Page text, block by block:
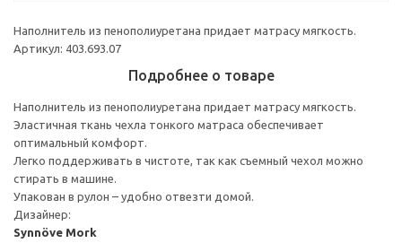
Наполнитель из пенополиуретана придает матрасу мягкость.
Артикул: 403.693.07
Подробнее о товаре
Наполнитель из пенополиуретана придает матрасу мягкость.
Эластичная ткань чехла тонкого матраса обеспечивает
оптимальный комфорт.
Легко поддерживать в чистоте, так как съемный чехол можно
стирать в машине.
Упакован в рулон – удобно отвезти домой.
Дизайнер:
Synnöve Mork